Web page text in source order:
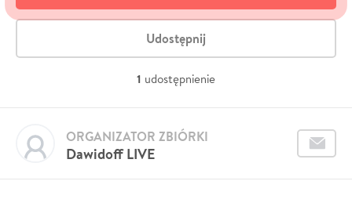
Udostępnij
1 udostępnienie
Dawidoff LIVE
ORGANIZATOR ZBIÓRKI